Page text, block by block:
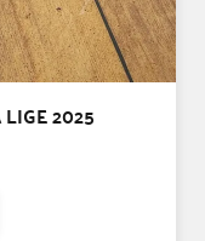
2025